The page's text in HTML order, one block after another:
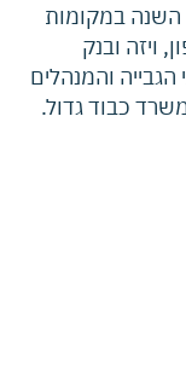
השנה במקומות
ויזה ובנק
הגבייה והמנהלים
כבוד גדול.